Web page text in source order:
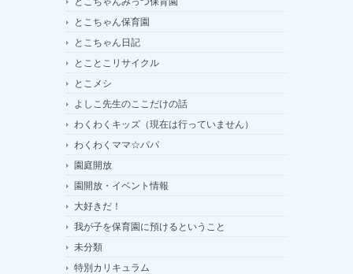
とこちゃん保育園
とこちゃん日記
とことこリサイクル
とこメシ
よしこ先生のここだけの話
わくわくキッズ（現在は行っていません）
わくわくママ☆パパ
園庭開放
園開放・イベント情報
大好きだ！
我が子を保育園に預けるということ
未分類
特別カリキュラム